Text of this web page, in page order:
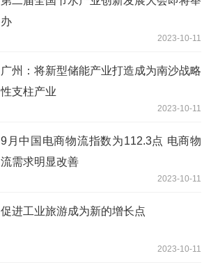
办
2023-10-11
广州：将新型储能产业打造成为南沙战略
性支柱产业
2023-10-11
9月中国电商物流指数为112.3点 电商物
流需求明显改善
2023-10-11
促进工业旅游成为新的增长点
2023-10-11